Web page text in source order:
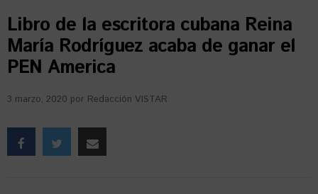
Libro de la escritora cubana Reina
María Rodríguez acaba de ganar el
PEN America
3 marzo, 2020 por Redacción VISTAR